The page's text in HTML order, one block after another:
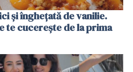
și înghețată de vanilie.
te cucerește de la prima